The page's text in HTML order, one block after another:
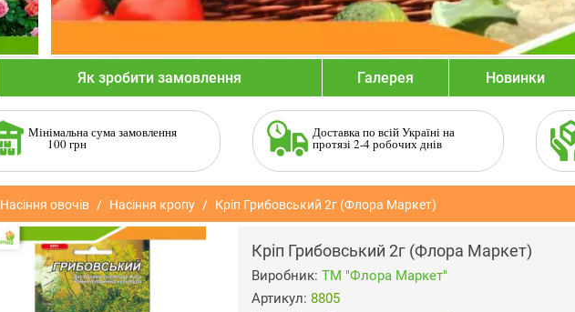
Як зробити замовлення Галерея Новинки
Мінімальна сума замовлення
100 грн
Доставка по всій Україні на
протязі 2-4 робочих днів
Насіння овочів Насіння кропу Кріп Грибовський 2г (Флора Маркет)
Кріп Грибовський 2г (Флора Маркет)
Виробник: ТМ "Флора Маркет"
Артикул: 8805